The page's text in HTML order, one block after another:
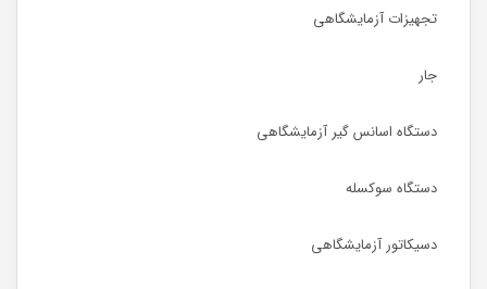
تجهیزات آزمایشگاهی
جار
دستگاه اسانس گیر آزمایشگاهی
دستگاه سوکسله
دسیکاتور آزمایشگاهی